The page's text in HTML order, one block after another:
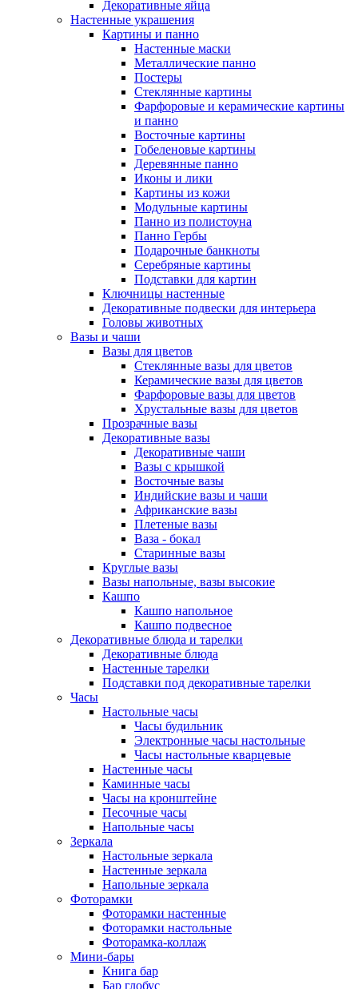
Декоративные яйца
Настенные украшения
Картины и панно
Настенные маски
Металлические панно
Постеры
Стеклянные картины
Фарфоровые и керамические картины
и панно
Восточные картины
Гобеленовые картины
Деревянные панно
Иконы и лики
Картины из кожи
Модульные картины
Панно из полистоуна
Панно Гербы
Подарочные банкноты
Серебряные картины
Подставки для картин
Ключницы настенные
Декоративные подвески для интерьера
Головы животных
Вазы и чаши
Вазы для цветов
Стеклянные вазы для цветов
Керамические вазы для цветов
Фарфоровые вазы для цветов
Хрустальные вазы для цветов
Прозрачные вазы
Декоративные вазы
Декоративные чаши
Вазы с крышкой
Восточные вазы
Индийские вазы и чаши
Африканские вазы
Плетеные вазы
Ваза - бокал
Старинные вазы
Круглые вазы
Вазы напольные, вазы высокие
Кашпо
Кашпо напольное
Кашпо подвесное
Декоративные блюда и тарелки
Декоративные блюда
Настенные тарелки
Подставки под декоративные тарелки
Часы
Настольные часы
Часы будильник
Электронные часы настольные
Часы настольные кварцевые
Настенные часы
Каминные часы
Часы на кронштейне
Песочные часы
Напольные часы
Зеркала
Настольные зеркала
Настенные зеркала
Напольные зеркала
Фоторамки
Фоторамки настенные
Фоторамки настольные
Фоторамка-коллаж
Мини-бары
Книга бар
Бар глобус